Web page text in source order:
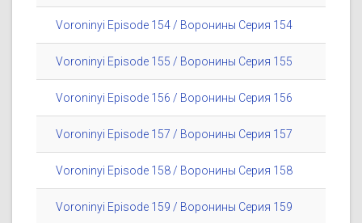
Voroninyi Episode 154 / Воронины Серия 154
Voroninyi Episode 155 / Воронины Серия 155
Voroninyi Episode 156 / Воронины Серия 156
Voroninyi Episode 157 / Воронины Серия 157
Voroninyi Episode 158 / Воронины Серия 158
Voroninyi Episode 159 / Воронины Серия 159